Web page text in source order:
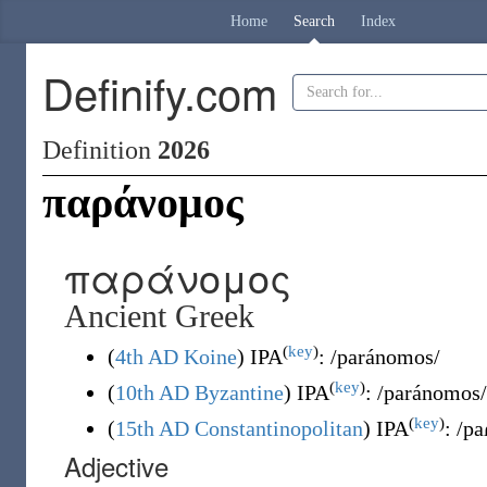
Home Search Index
Definify.com
Definition 2026
παράνομος
παράνομος
Ancient Greek
(4th AD Koine) IPA(key): /paránomos/
(10th AD Byzantine) IPA(key): /paránomos/
(15th AD Constantinopolitan) IPA(key): /
Adjective